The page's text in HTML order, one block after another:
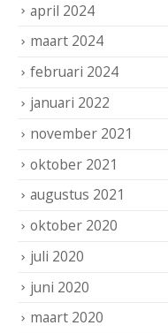
april 2024
maart 2024
februari 2024
januari 2022
november 2021
oktober 2021
augustus 2021
oktober 2020
juli 2020
juni 2020
maart 2020